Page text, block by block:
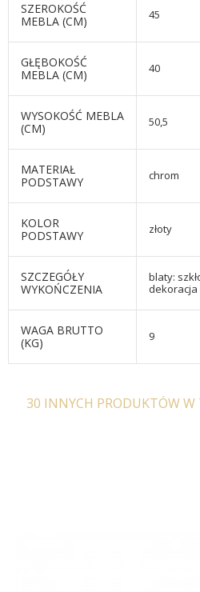
SZEROKOŚĆ
MEBLA (CM)
45
GŁĘBOKOŚĆ
MEBLA (CM)
40
WYSOKOŚĆ MEBLA
(CM)
50,5
MATERIAŁ
PODSTAWY
chrom
KOLOR
PODSTAWY
złoty
SZCZEGÓŁY
WYKOŃCZENIA
blaty:
WAGA BRUTTO
(KG)
9
30 INNYCH PRODUKTÓW W